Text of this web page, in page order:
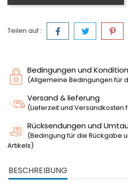
Teilen auf :
Bedingungen und
(Allgemeine Bedingungen für
Versand & lieferung
(Lieferzeit und Versandkosten
Rücksendungen und
(Bedingung für die Rückgabe
Artikels)
BESCHREIBUNG